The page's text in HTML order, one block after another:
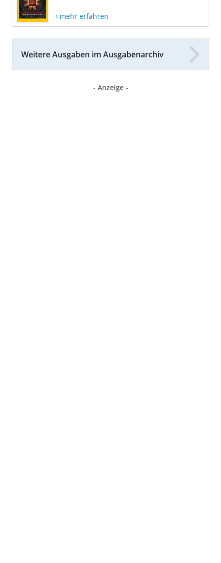
› mehr erfahren
Weitere Ausgaben im Ausgabenarchiv
- Anzeige -